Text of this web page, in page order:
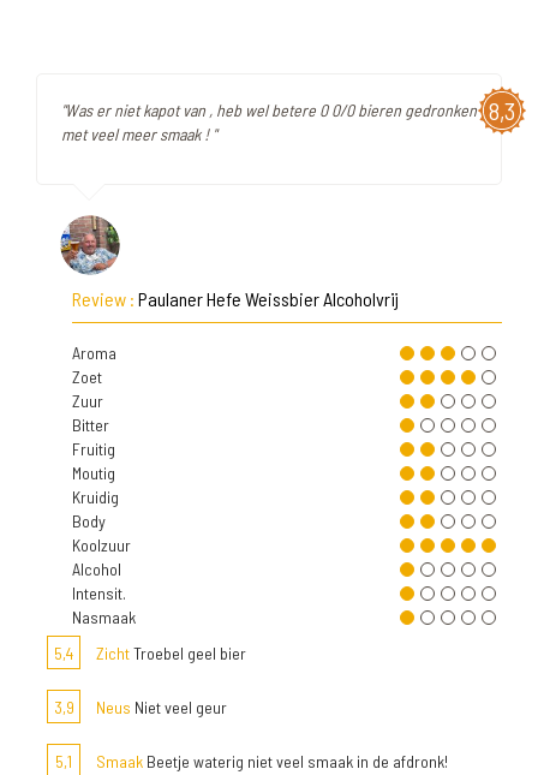
8,3
"Was er niet kapot van , heb wel betere 0 0/0 bieren gedronken
met veel meer smaak ! "
Review : Paulaner Hefe Weissbier Alcoholvrij
Aroma
Zoet
Zuur
Bitter
Fruitig
Moutig
Kruidig
Body
Koolzuur
Alcohol
Intensit.
Nasmaak
5,4
ZichtTroebel geel bier
3,9 Neus Niet veel geur
5,1 Smaak Beetje waterig niet veel smaak in de afdronk!